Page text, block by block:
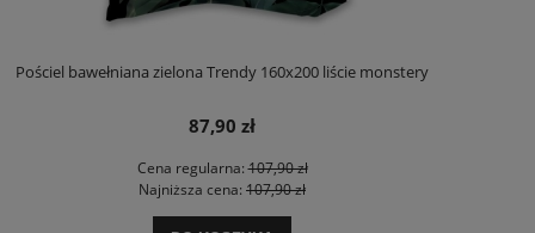
Pościel bawełniana zielona Trendy 160x200 liście monstery
87,90 zł
Cena regularna:107,90 zł
Najniższa cena: 107,90 zł